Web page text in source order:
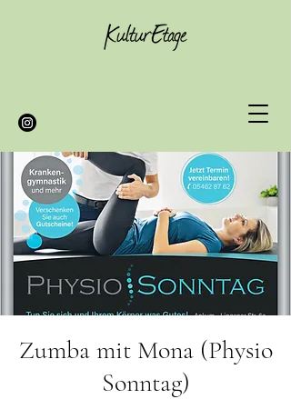
Zumba mit Mona (Physio
Sonntag)